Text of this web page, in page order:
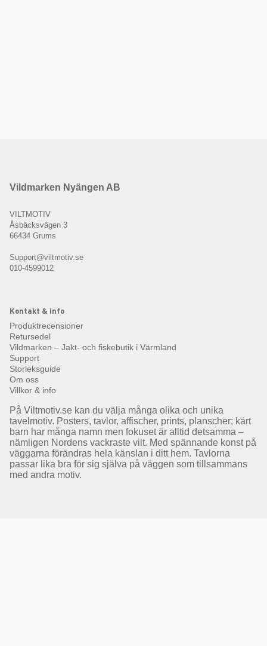
Vildmarken Nyängen AB
VILTMOTIV
Åsbäcksvägen 3
66434 Grums
Support@viltmotiv.se
010-4599012
Kontakt & info
Produktrecensioner
Retursedel
Vildmarken – Jakt- och fiskebutik i Värmland
Support
Storleksguide
Om oss
Villkor & info
På Viltmotiv.se kan du välja många olika och unika
tavelmotiv. Posters, tavlor, affischer, prints, planscher; kärt
barn har många namn men fokuset är alltid detsamma –
nämligen Nordens vackraste vilt. Med spännande konst på
väggarna förändras hela känslan i ditt hem. Tavlorna
passar lika bra för sig själva på väggen som tillsammans
med andra motiv.